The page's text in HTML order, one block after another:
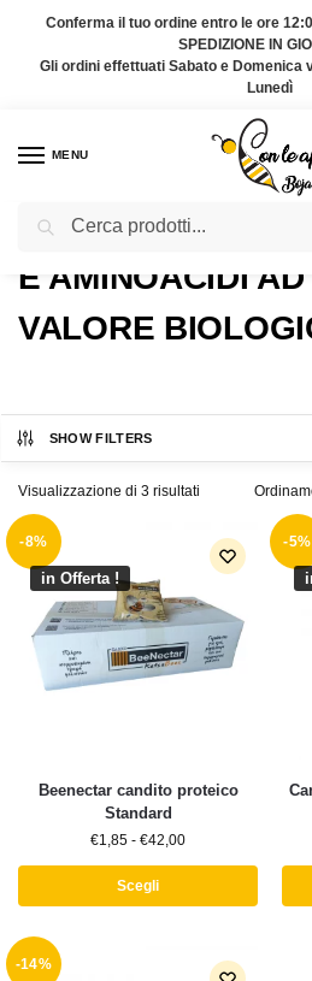
Conferma il tuo ordine entro le ore
SPEDIZIONE IN
Gli ordini effettuati Sabato e Domenica
Lunedì
MENU
Home Prodotti taggati “e aminoacidi ad
E AMINOACIDI AD
VALORE
SHOW FILTERS
Visualizzazione di 3 risultati
-8%
in Offerta !
Beenectar candito proteico
Standard
€1,85 - €42,00
Scegli
-5%
-14%